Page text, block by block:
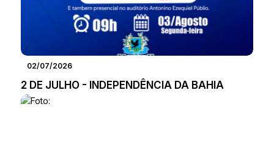
02/07/2026
2 DE JULHO - INDEPENDÊNCIA DA BAHIA